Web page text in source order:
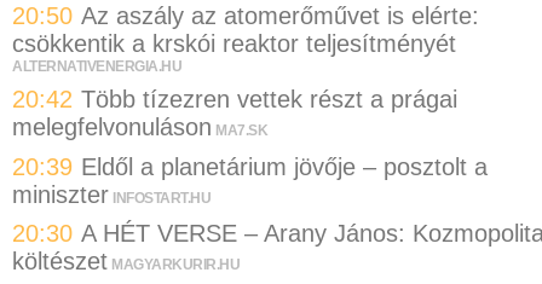
20:50 Az aszály az atomerőművet is elérte:
csökkentik a krskói reaktor teljesítményét
ALTERNATIVENERGIA.HU
20:42 Több tízezren vettek részt a prágai
melegfelvonuláson MA7.SK
20:39 Eldől a planetárium jövője – posztolt a
miniszter INFOSTART.HU
20:30 A HÉT VERSE – Arany János:
költészet MAGYARKURIR.HU